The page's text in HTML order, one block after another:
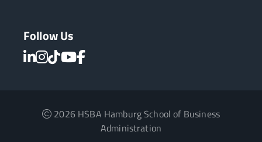
Follow Us
2026 HSBA Hamburg School of Business
Administration